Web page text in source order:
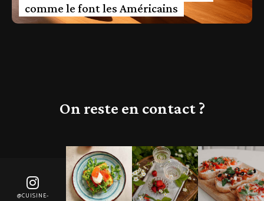
comme le font les Américains
On reste en contact ?
@CUISINE-